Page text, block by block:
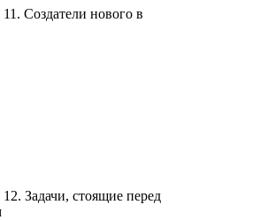
Создатели нового в
Задачи, стоящие перед